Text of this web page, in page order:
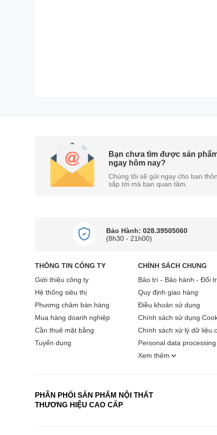
Đèn pin và máy ảnh tích hợp
Bạn chưa tìm được sản
ngay hôm nay?
Chúng tôi sẽ gửi ngay cho bạn
sắp tới mà bạn quan tâm.
Bảo Hành: 028.39505060
(8h30 - 21h00)
THÔNG TIN CÔNG TY
Giới thiệu công ty
Hệ thống siêu thị
Phương châm bán hàng
Mua hàng doanh nghiệp
Cần thuê mặt bằng
Tuyển dụng
CHÍNH SÁCH CHUNG
Bảo trì - Bảo hành - Đổi
Quy định giao hàng
Điều khoản sử dụng
Chính sách sử dụng
Chính sách xử lý dữ liệu
Personal data
Xem thêm
PHÂN PHỐI SẢN PHẨM NỘI THẤT
THƯƠNG HIỆU CAO CẤP